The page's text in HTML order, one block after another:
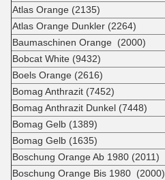
Atlas Orange (2135)
Atlas Orange Dunkler (2264)
Baumaschinen Orange (2000)
Bobcat White (9432)
Boels Orange (2616)
Bomag Anthrazit (7452)
Bomag Anthrazit Dunkel (7448)
Bomag Gelb (1389)
Bomag Gelb (1635)
Boschung Orange Ab 1980 (2011)
Boschung Orange Bis 1980 (2000)